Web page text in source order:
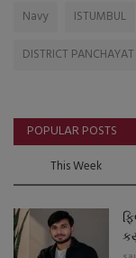
Navy
ISTUMBUL
DISTRICT PANCHAYAT
POPULAR POSTS
This Week